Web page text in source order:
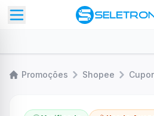
Promoções Shopee